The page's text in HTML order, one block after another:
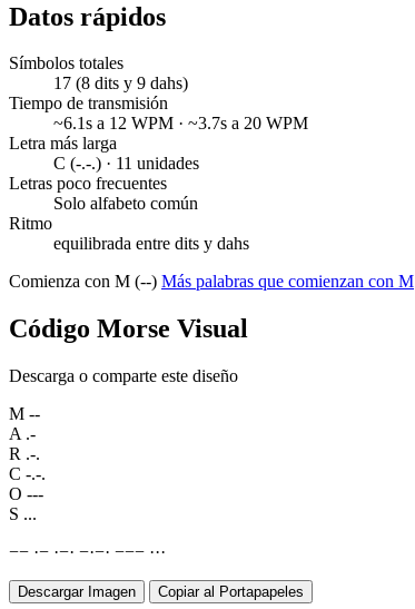
Datos rápidos
Símbolos totales
17 (8 dits y 9 dahs)
Tiempo de transmisión
~6.1s a 12 WPM · ~3.7s a 20 WPM
Letra más larga
C (-.-.) · 11 unidades
Letras poco frecuentes
Solo alfabeto común
Ritmo
equilibrada entre dits y dahs
Comienza con M (--) Más palabras que comienzan con M
Código Morse Visual
Descarga o comparte este diseño
M --
A .-
R .-.
C -.-.
O ---
S ...
−− ·− ·−· −·−· −−− ···
Descargar Imagen Copiar al Portapapeles